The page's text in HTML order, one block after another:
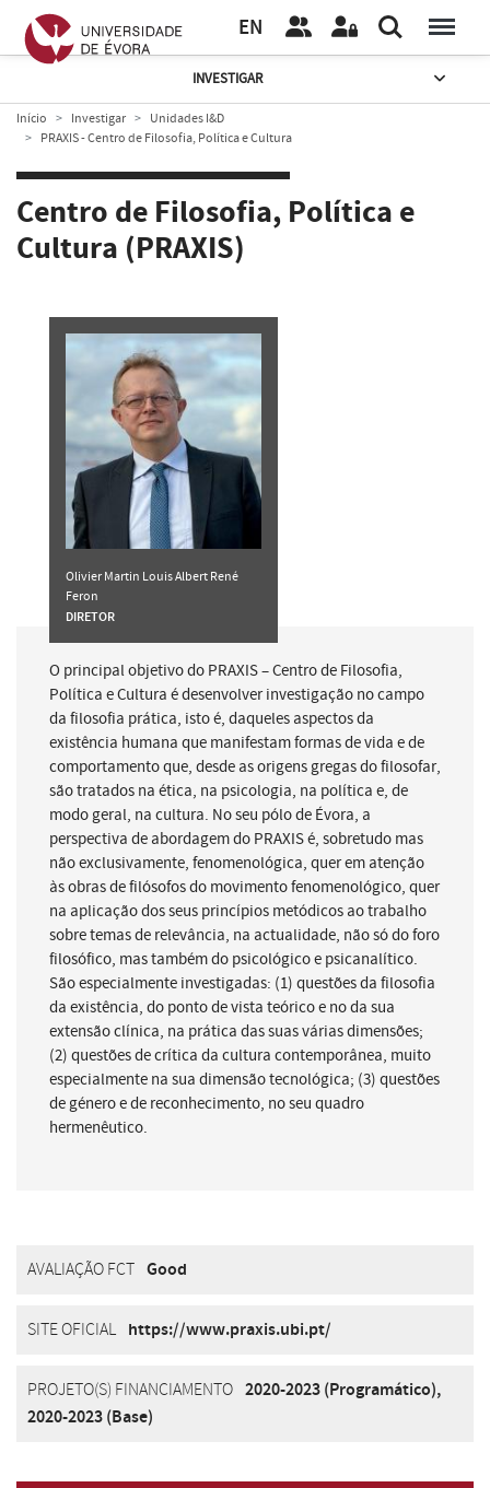
EN
INVESTIGAR
Início Investigar
Unidades I&D
PRAXIS - Centro de Filosofia, Política e Cultura
Centro de Filosofia, Política e
Cultura (PRAXIS)
Olivier Martin Louis Albert René
Feron
DIRETOR
O principal objetivo do PRAXIS – Centro de Filosofia,
Política e Cultura é desenvolver investigação no campo
da filosofia prática, isto é, daqueles aspectos da
existência humana que manifestam formas de vida e de
comportamento que, desde as origens gregas do filosofar,
são tratados na ética, na psicologia, na política e, de
modo geral, na cultura. No seu pólo de Évora, a
perspectiva de abordagem do PRAXIS é, sobretudo mas
não exclusivamente, fenomenológica, quer em atenção
às obras de filósofos do movimento fenomenológico, quer
na aplicação dos seus princípios metódicos ao trabalho
sobre temas de relevância, na actualidade, não só do foro
filosófico, mas também do psicológico e psicanalítico.
São especialmente investigadas: (1) questões da filosofia
da existência, do ponto de vista teórico e no da sua
extensão clínica, na prática das suas várias dimensões;
(2) questões de crítica da cultura contemporânea, muito
especialmente na sua dimensão tecnológica; (3) questões
de género e de reconhecimento, no seu quadro
hermenêutico.
AVALIAÇÃO FCT Good
SITE OFICIAL https://www.praxis.ubi.pt/
PROJETO(S) FINANCIAMENTO 2020-2023 (Programático),
2020-2023 (Base)